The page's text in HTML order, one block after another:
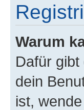
Warum
Dafür
dein
ist,